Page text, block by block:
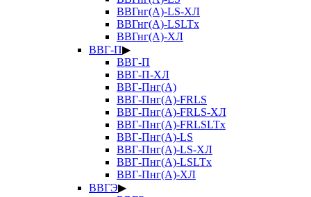
ВВГнг(А)-LS-ХЛ
ВВГнг(А)-LSLTx
ВВГнг(А)-ХЛ
ВВГ-П▶
ВВГ-П
ВВГ-П-ХЛ
ВВГ-Пнг(А)
ВВГ-Пнг(А)-FRLS
ВВГ-Пнг(А)-FRLS-ХЛ
ВВГ-Пнг(А)-FRLSLTx
ВВГ-Пнг(А)-LS
ВВГ-Пнг(А)-LS-ХЛ
ВВГ-Пнг(А)-LSLTx
ВВГ-Пнг(А)-ХЛ
ВВГЭ▶